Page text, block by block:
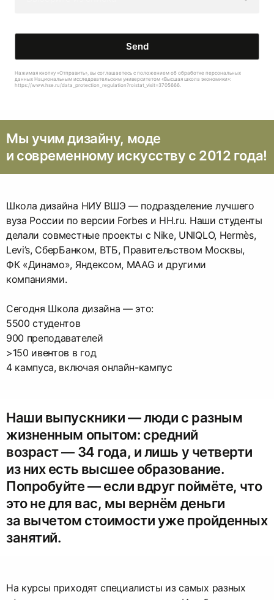
Нажимая кнопку «Отправить», вы соглашаетесь с положением об обработке персональных
данных Национальным исследовательским университетом «Высшая школа экономики»:
https://www.hse.ru/data_protection_regulation?roistat_visit=3705666.
Send
Мы учим дизайну, моде
и современному искусству c 2012 года!
Школа дизайна НИУ ВШЭ — подразделение лучшего
вуза России по версии Forbes и HH.ru. Наши студенты
делали совместные проекты с Nike, UNIQLO, Hermès,
Levi’s, СберБанком, ВТБ, Правительством Москвы,
ФК «Динамо», Яндексом, MAAG и другими
компаниями.
Сегодня Школа дизайна — это:
5500 студентов
900 преподавателей
>150 ивентов в год
4 кампуса, включая онлайн-кампус
Наши выпускники — люди с разным
жизненным опытом: средний
возраст — 34 года, и лишь у четверти
из них есть высшее образование.
Попробуйте — если вдруг поймёте, что
это не для вас, мы вернём деньги
за вычетом стоимости уже пройденных
занятий.
На курсы приходят специалисты из самых разных